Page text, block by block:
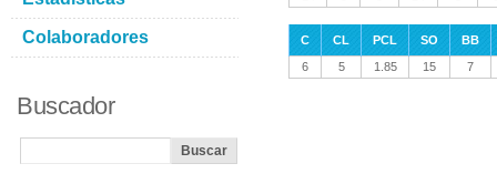
C CL PCL SO
BB
6
5 1.85 15 7
Colaboradores
Buscador